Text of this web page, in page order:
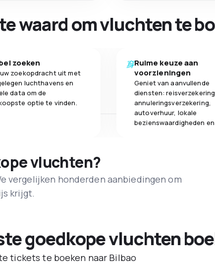
waard om vluchten te
zoeken
zoekopdracht uit met
luchthavens en
data om de
optie te vinden.
Ruime keuze aan
voorzieningen
Geniet van aanvullende
diensten:
annuleringsverzekering,
autoverhuur, lokale
bezienswaardigheden en
vluchten?
vergelijken honderden aanbiedingen om
krijgt.
goedkope vluchten
tickets te boeken naar Bilbao